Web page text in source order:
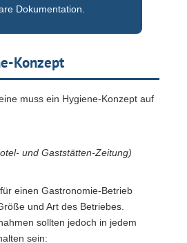
Dokumentation.
Konzept
muss ein Hygiene-Konzept auf
und Gaststätten-Zeitung)
einen Gastronomie-Betrieb
und Art des Betriebes.
sollten jedoch in jedem
sein: